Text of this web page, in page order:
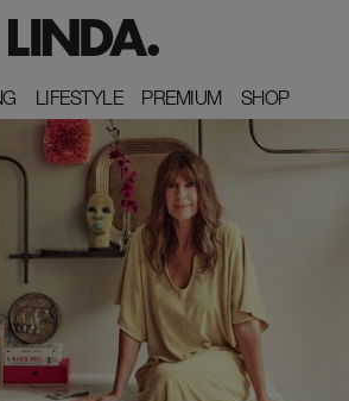
LIFESTYLE
LIFESTYLE PREMIUM
PREMIUM SHOP
SHOP